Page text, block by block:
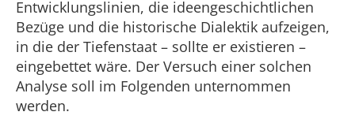
Entwicklungslinien, die ideengeschichtlichen
Bezüge und die historische Dialektik aufzeigen,
in die der Tiefenstaat – sollte er existieren –
eingebettet wäre. Der Versuch einer solchen
Analyse soll im Folgenden unternommen
werden.